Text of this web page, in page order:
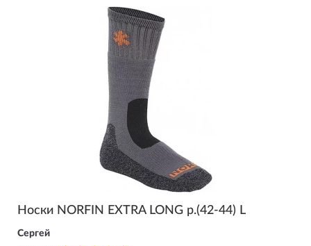
Носки NORFIN EXTRA LONG р.(42-44) L
Сергей